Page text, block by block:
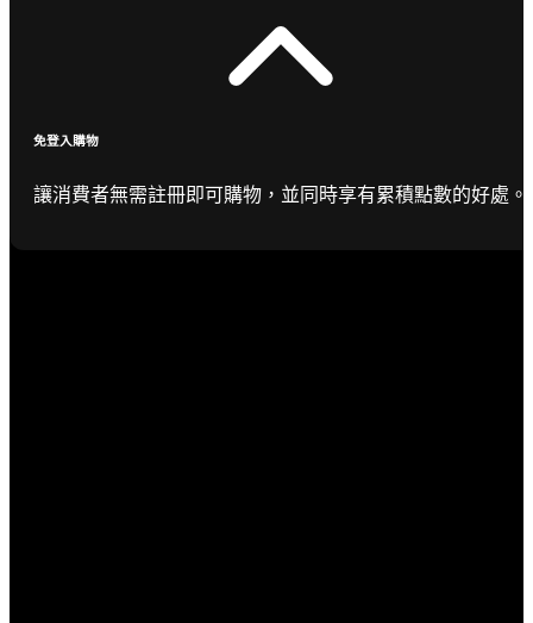
免登入購物
讓消費者無需註冊即可購物，並同時享有累積點數的好處。